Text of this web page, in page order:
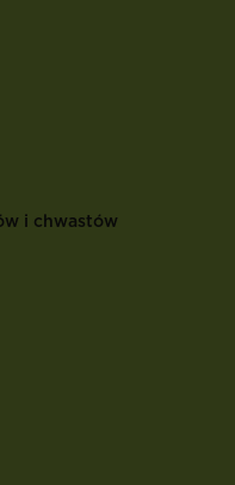
i chwastów